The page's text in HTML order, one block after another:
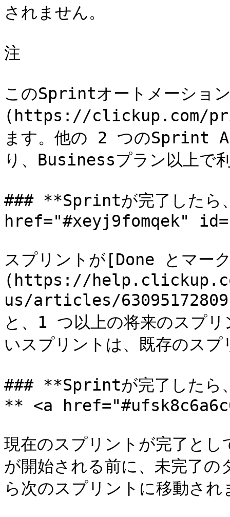
されません。
注
このSprintオートメーショ
(https://clickup.com/
ます。他の 2 つのSprint
り、Businessプラン以上で
### **Sprintが完了したら
href="#xeyj9fomqek"
スプリントが[Done とマー
(https://
us/articles/
と、1 つ以上の将来のスプ
いスプリントは、既存のス
### **Sprintが完了したら
** <a
現在のスプリントが完了と
が開始される前に、未完了
ら次のスプリントに移動され